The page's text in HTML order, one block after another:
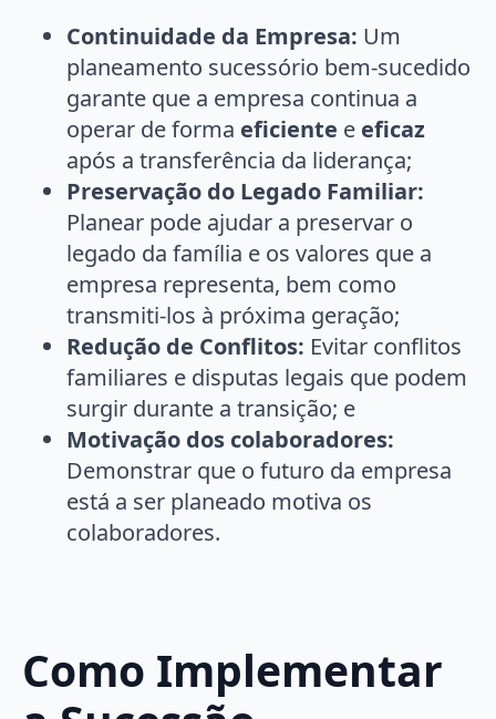
Continuidade da Empresa: Um
planeamento sucessório bem-sucedido
garante que a empresa continua a
operar de forma eficiente e eficaz
após a transferência da liderança;
Preservação do Legado Familiar:
Planear pode ajudar a preservar o
legado da família e os valores que a
empresa representa, bem como
transmiti-los à próxima geração;
Redução de Conflitos: Evitar conflitos
familiares e disputas legais que podem
surgir durante a transição; e
Motivação dos colaboradores:
Demonstrar que o futuro da empresa
está a ser planeado motiva os
colaboradores.
Como Implementar